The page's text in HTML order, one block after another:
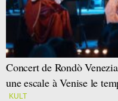
Concert de Rondò
une escale à Venise le
KULT